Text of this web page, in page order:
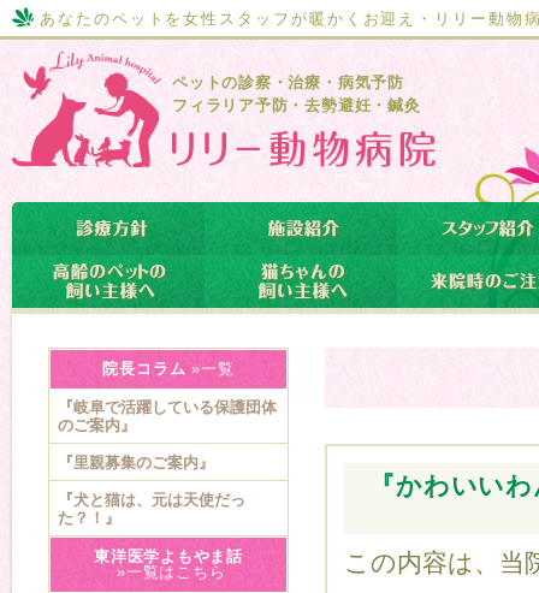
あなたのペットを女性スタッフが暖かくお迎え・リリー動物
ペットの診察・治療・病気予防
フィラリア予防・去勢避妊・鍼灸
『かわいい
この内容は、当
院長コラム »一覧
『岐阜で活躍している保護団体
のご案内』
『里親募集のご案内』
『犬と猫は、元は天使だっ
た？！』
東洋医学よもやま話
»一覧はこちら